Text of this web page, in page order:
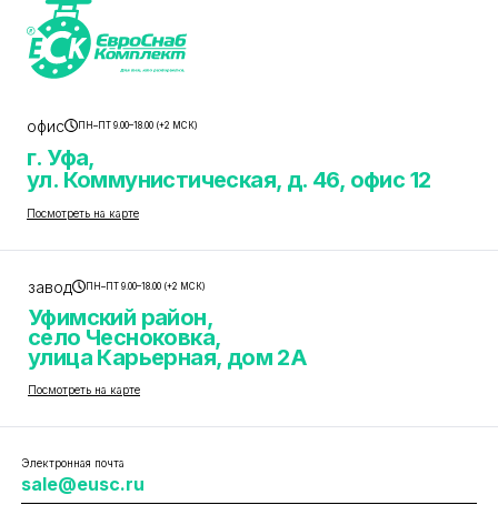
офис ПН–ПТ 9.00–18.00 (+2 МСК)
г. Уфа,
ул. Коммунистическая, д. 46, офис 12
Посмотреть на карте
завод ПН–ПТ 9.00–18.00 (+2 МСК)
Уфимский район,
село Чесноковка,
улица Карьерная, дом 2А
Посмотреть на карте
Электронная почта
sale@eusc.ru